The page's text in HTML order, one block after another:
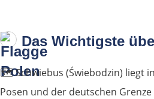
Das Wichtigste
🗺️Schwiebus (Świebodzin) liegt
Posen und der deutschen